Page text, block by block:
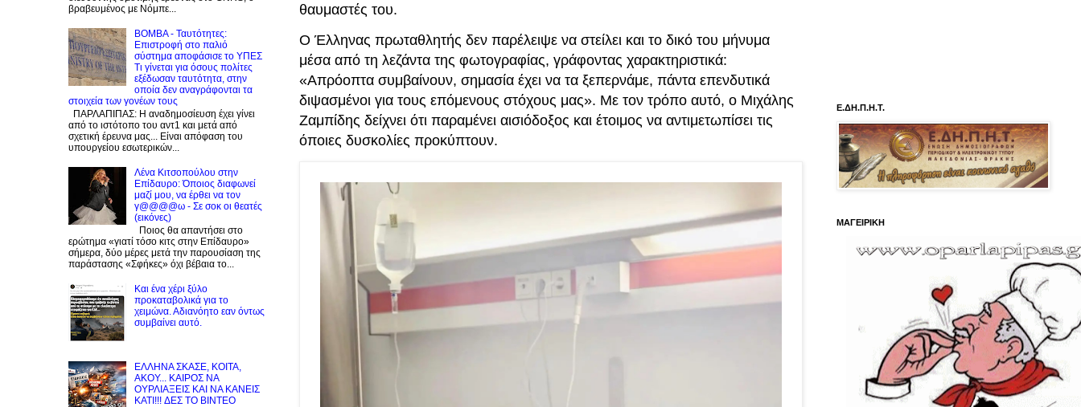
θαυμαστές του.
Ο Έλληνας πρωταθλητής δεν παρέλειψε να στείλει και το δικό του μήνυμα
μέσα από τη λεζάντα της φωτογραφίας, γράφοντας χαρακτηριστικά:
«Απρόοπτα συμβαίνουν, σημασία έχει να τα ξεπερνάμε, πάντα επενδυτικά
διψασμένοι για τους επόμενους στόχους μας». Με τον τρόπο αυτό, ο Μιχάλης
Ζαμπίδης δείχνει ότι παραμένει αισιόδοξος και έτοιμος να αντιμετωπίσει τις
όποιες δυσκολίες προκύπτουν.
βραβευμένος με Νόμπε...
BOMBA - Ταυτότητες:
Eπιστροφή στο παλιό
σύστημα αποφάσισε το ΥΠΕΣ
Τι γίνεται για όσους πολίτες
εξέδωσαν ταυτότητα, στην
οποία δεν αναγράφονται τα
στοιχεία των γονέων τους
ΠΑΡΛΑΠΙΠΑΣ: Η αναδημοσίευση έχει γίνει
από το ιστότοπο του αντ1 και μετά από
σχετική έρευνα μας... Είναι απόφαση του
υπουργείου εσωτερικών...
Λένα Κιτσοπούλου στην
Επίδαυρο: Όποιος διαφωνεί
μαζί μου, να έρθει να τον
γ@@@@ω - Σε σοκ οι θεατές
(εικόνες)
Ποιος θα απαντήσει στο
ερώτημα «γιατί τόσο κιτς στην Επίδαυρο»
σήμερα, δύο μέρες μετά την παρουσίαση της
παράστασης «Σφήκες» όχι βέβαια το...
Και ένα χέρι ξύλο
προκαταβολικά για το
χειμώνα. Αδιανόητο εαν όντως
συμβαίνει αυτό.
EΛΛΗΝΑ ΣΚΑΣΕ, ΚΟΙΤΑ,
ΑΚΟΥ... ΚΑΙΡΟΣ ΝΑ
ΟΥΡΛIAΞΕΙΣ ΚΑΙ ΝΑ ΚΑΝΕΙΣ
KATI!!! ΔΕΣ TO BINTEO
Ε.ΔΗ.Π.Η.Τ.
ΜΑΓΕΙΡΙΚΗ